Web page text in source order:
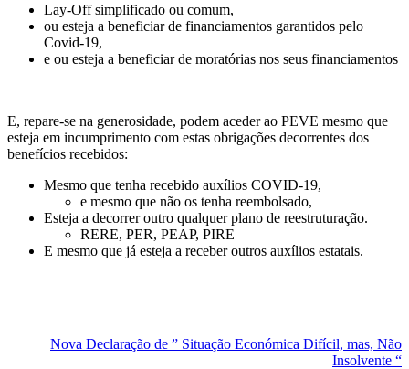
Lay-Off simplificado ou comum,
ou esteja a beneficiar de financiamentos garantidos pelo
Covid-19,
e ou esteja a beneficiar de moratórias nos seus financiamentos
E, repare-se na generosidade, podem aceder ao PEVE mesmo que
esteja em incumprimento com estas obrigações decorrentes dos
benefícios recebidos:
Mesmo que tenha recebido auxílios COVID-19,
e mesmo que não os tenha reembolsado,
Esteja a decorrer outro qualquer plano de reestruturação.
RERE, PER, PEAP, PIRE
E mesmo que já esteja a receber outros auxílios estatais.
Nova Declaração de ” Situação Económica Difícil, mas, Não
Insolvente “